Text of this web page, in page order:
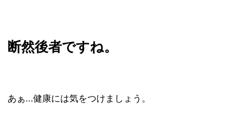
断然後者ですね。
あぁ...健康には気をつけましょう。